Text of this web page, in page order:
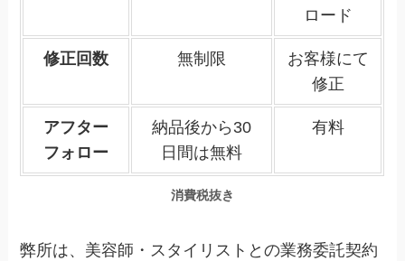
ロード
修正回数 無制限
お客様にて
修正
アフター
フォロー
納品後から30
日間は無料
有料
消費税抜き
弊所は、美容師・スタイリストとの業務委託契約